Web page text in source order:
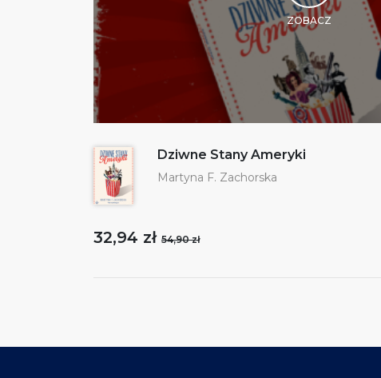
ZOBACZ
Dziwne Stany Ameryki
Martyna F. Zachorska
32,94 zł 54,90 zł